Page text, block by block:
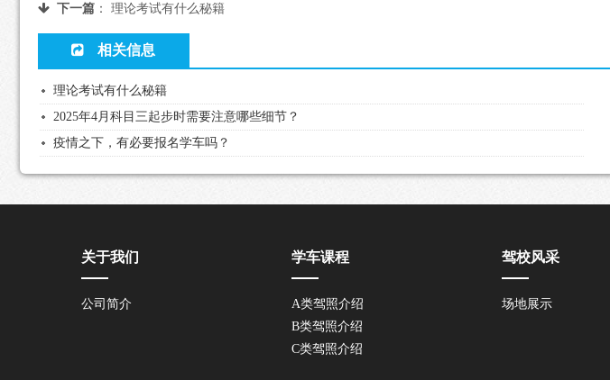
下一篇： 理论考试有什么秘籍
相关信息
理论考试有什么秘籍
2025年4月科目三起步时需要注意哪些细节？
疫情之下，有必要报名学车吗？
关于我们
公司简介
学车课程
A类驾照介绍
B类驾照介绍
C类驾照介绍
驾校风采
场地展示